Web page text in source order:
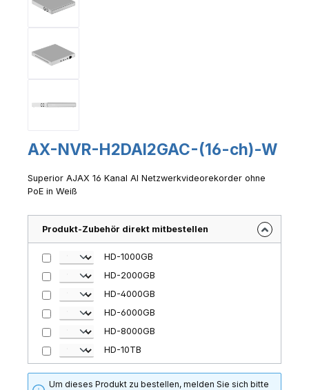
AX-NVR-H2DAI2GAC-(16-ch)-W
Superior AJAX 16 Kanal AI Netzwerkvideorekorder ohne
PoE in Weiß
Produkt-Zubehör direkt mitbestellen
HD-1000GB
HD-2000GB
HD-4000GB
HD-6000GB
HD-8000GB
HD-10TB
Um dieses Produkt zu bestellen, melden Sie sich bitte